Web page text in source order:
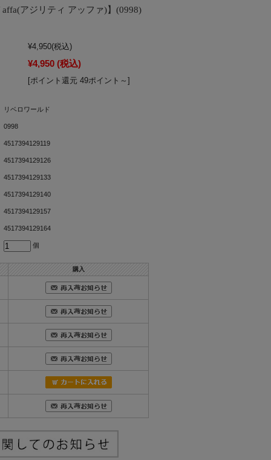
アジリティ アッファ)】(0998)
¥4,950(税込)
¥4,950 (税込)
[ポイント還元 49ポイント～]
リベロワールド
0998
4517394129119
4517394129126
4517394129133
4517394129140
4517394129157
4517394129164
個
購入